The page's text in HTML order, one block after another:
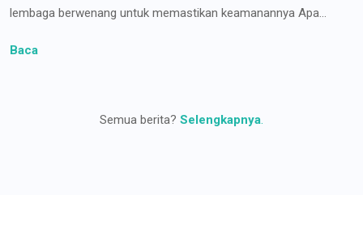
lembaga berwenang untuk memastikan keamanannya Apa...
Baca
Semua berita? Selengkapnya